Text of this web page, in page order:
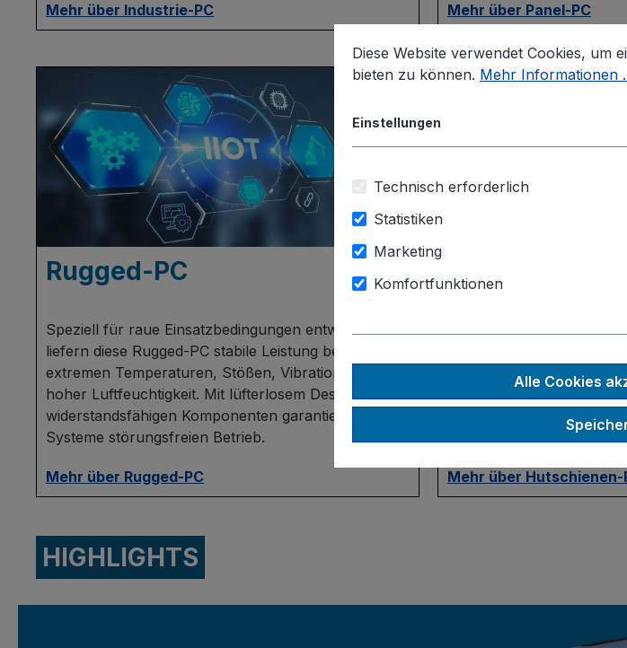
Mehr über Industrie-PC Mehr über Panel-PC
Rugged-PC
Speziell für raue Einsatzbedingungen entwickelt
liefern diese Rugged-PC stabile Leistung bei
extremen Temperaturen, Stößen, Vibrationen oder
hoher Luftfeuchtigkeit. Mit lüfterlosem Design und
widerstandsfähigen Komponenten garantieren diese
Systeme störungsfreien Betrieb.
Mehr über Rugged-PC
Hutschienen-
EinHutschienen-PC,
bestens geeignet für die
Hutschiene. Dank seines
Designs eignet er sich
Montage in einem
Mehr über Hutschienen-
HIGHLIGHTS
Diese Website verwendet Cookies, um
bieten zu können. Mehr Informationen
Einstellungen
Technisch erforderlich
Statistiken
Marketing
Komfortfunktionen
Alle Cookies